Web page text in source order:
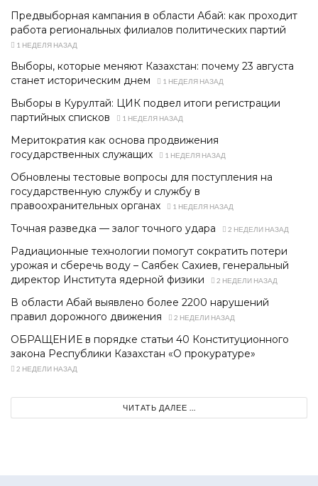
Предвыборная кампания в области Абай: как проходит
работа региональных филиалов политических партий
1 НЕДЕЛЯ НАЗАД
Выборы, которые меняют Казахстан: почему 23 августа
станет историческим днем
1 НЕДЕЛЯ НАЗАД
Выборы в Курултай: ЦИК подвел итоги регистрации
партийных списков
1 НЕДЕЛЯ НАЗАД
Меритократия как основа продвижения
государственных служащих
1 НЕДЕЛЯ НАЗАД
Обновлены тестовые вопросы для поступления на
государственную службу и службу в
правоохранительных органах
1 НЕДЕЛЯ НАЗАД
Точная разведка — залог точного удара 2 НЕДЕЛИ НАЗАД
Радиационные технологии помогут сократить потери
урожая и сберечь воду – Саябек Сахиев, генеральный
директор Института ядерной физики
2 НЕДЕЛИ НАЗАД
В области Абай выявлено более 2200 нарушений
правил дорожного движения
2 НЕДЕЛИ НАЗАД
ОБРАЩЕНИЕ в порядке статьи 40 Конституционного
закона Республики Казахстан «О прокуратуре»
2 НЕДЕЛИ НАЗАД
ЧИТАТЬ ДАЛЕЕ ...